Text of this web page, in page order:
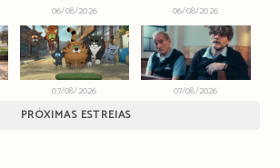
06/08/2026 06/08/2026
07/08/2026 07/08/2026
PRÓXIMAS ESTREIAS